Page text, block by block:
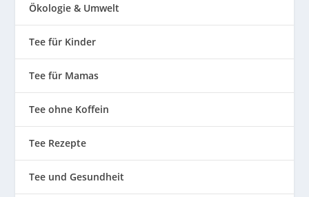
Ökologie & Umwelt
Tee für Kinder
Tee für Mamas
Tee ohne Koffein
Tee Rezepte
Tee und Gesundheit